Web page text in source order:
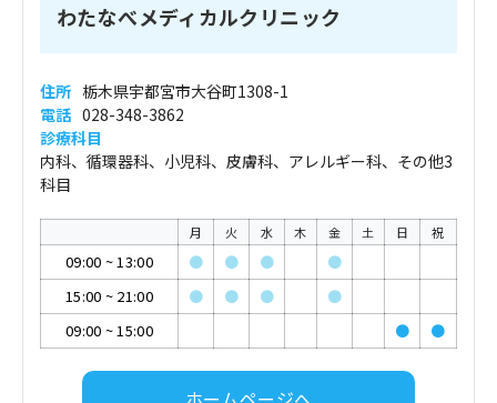
わたなべメディカルクリニック
住所 栃木県宇都宮市大谷町1308-1
電話 028-348-3862
診療科目
内科、循環器科、小児科、皮膚科、アレルギー科、その他3
科目
月 火 水 木 金 土 日 祝
09:00 ~13:00 ● ● ●
●
15:00 ~ 21:00 ● ● ●
●
09:00 ~15:00 ● ●